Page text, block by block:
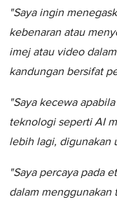
1
0
"Saya ingin
kebenaran atau
imej atau video
kandungan bersifat
"Saya kecewa
teknologi seperti AI
lebih lagi, digunakan
"Saya percaya pada
dalam menggunakan